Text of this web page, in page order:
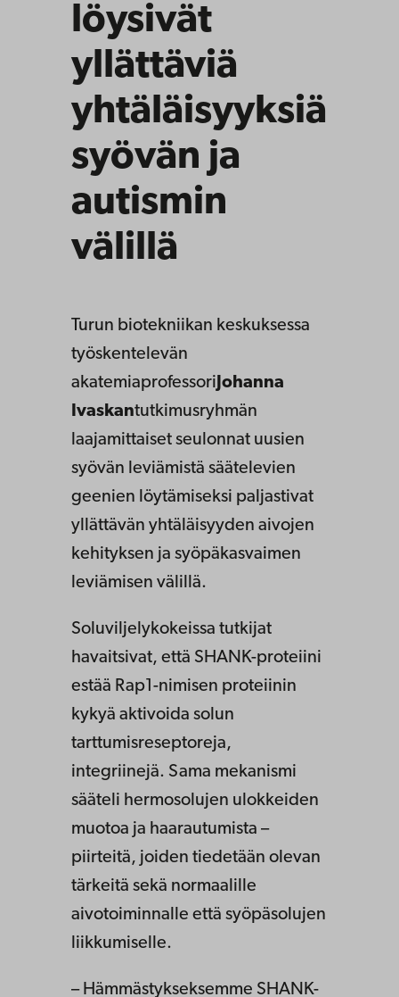
löysivät
yllättäviä
yhtäläisyyksiä
syövän ja
autismin
välillä
Turun biotekniikan keskuksessa
työskentelevän
akatemiaprofessori Johanna
Ivaskantutkimusryhmän
laajamittaiset seulonnat uusien
syövän leviämistä säätelevien
geenien löytämiseksi paljastivat
yllättävän yhtäläisyyden aivojen
kehityksen ja syöpäkasvaimen
leviämisen välillä.
Soluviljelykokeissa tutkijat
havaitsivat, että SHANK-proteiini
estää Rap1-nimisen proteiinin
kykyä aktivoida solun
tarttumisreseptoreja,
integriinejä. Sama mekanismi
sääteli hermosolujen ulokkeiden
muotoa ja haarautumista –
piirteitä, joiden tiedetään olevan
tärkeitä sekä normaalille
aivotoiminnalle että syöpäsolujen
liikkumiselle.
– Hämmästykseksemme SHANK-